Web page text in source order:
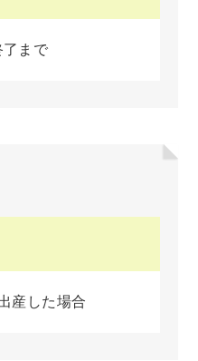
了まで
産した場合